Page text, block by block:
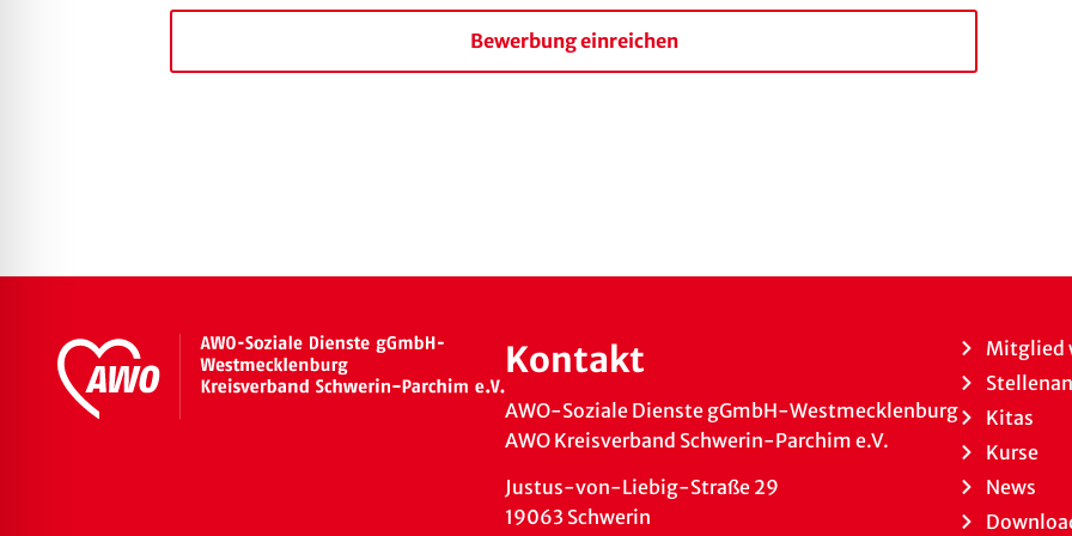
Bewerbung einreichen
Kontakt
AWO-Soziale Dienste gGmbH-Westmecklenburg
AWO Kreisverband Schwerin-Parchim e.V.
Justus-von-Liebig-Straße 29
19063 Schwerin
Mitglied
Kitas
Kurse
News